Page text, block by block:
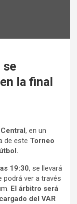
se
la final
, en un
de este Torneo
19:30, se llevará
podrá ver a través
El árbitro será
del VAR